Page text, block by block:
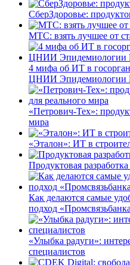
СберЗдоровье:
МТС: взять лучшее от
4 мифа об ИТ в
ЦНИИ Эпидемиологии
«Петрович-Тех»:
мира
«Эталон»: ИТ в
Продуктовая
Как делаются самые
подход
«Улыбка радуги»:
специалистов